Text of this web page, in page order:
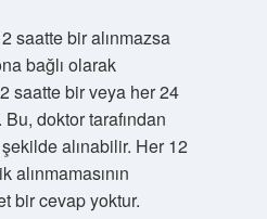
saatte bir alınmazsa
bağlı olarak
saatte bir veya her 24
Bu, doktor tarafından
şekilde alınabilir. Her 12
alınmamasının
bir cevap yoktur.